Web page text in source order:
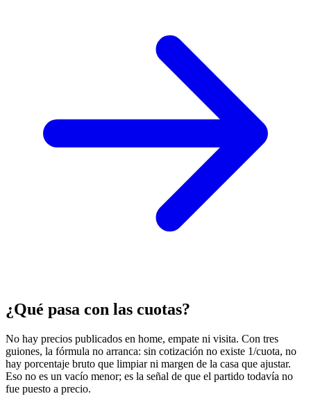
¿Qué pasa con las cuotas?
No hay precios publicados en home, empate ni visita. Con tres
guiones, la fórmula no arranca: sin cotización no existe 1/cuota, no
hay porcentaje bruto que limpiar ni margen de la casa que ajustar.
Eso no es un vacío menor; es la señal de que el partido todavía no
fue puesto a precio.